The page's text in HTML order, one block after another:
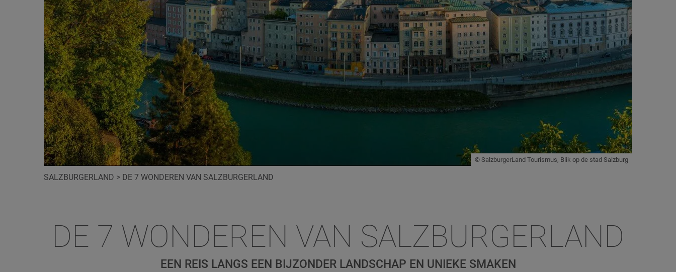
© SalzburgerLand Tourismus, Blik op de stad Salzburg
SALZBURGERLAND > DE 7 WONDEREN VAN SALZBURGERLAND
DE 7 WONDEREN VAN SALZBURGERLAND
EEN REIS LANGS EEN BIJZONDER LANDSCHAP EN UNIEKE SMAKEN